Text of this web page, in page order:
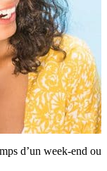
d’un week-end ou